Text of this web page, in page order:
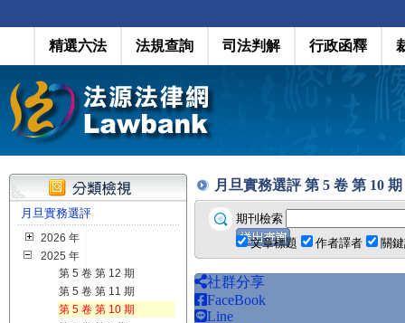
精選六法 法規查詢 司法判解 行政函釋
月旦實務選評
2026 年
2025 年
第 5 卷 第 12 期
第 5 卷 第 11 期
第 5 卷 第 10 期
月旦實務選評 第 5 卷 第 10 期
期刊檢索
文章標題
作者譯者 關
社群分享
FaceBook
Line